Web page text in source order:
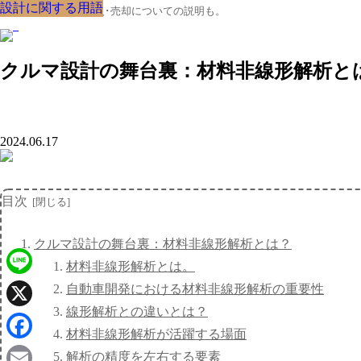
クルマの大辞典、購入･売却についての説明も。
クルマ設計の舞台裏：材料非線形解析と
設計に関する用語
2024.06.17
目次
クルマ設計の舞台裏：材料非線形解析とは？
材料非線形解析とは。
自動車開発における材料非線形解析の重要性
線形解析との違いとは？
材料非線形解析が活躍する場面
解析の精度を左右する要素
設計に関する用語
設計に関する用語
設計に関する用語
設計に関する用語
設計に関する用語
設計に関する用語
設計に関する用語
設計に関する用語
Line
X
Facebook